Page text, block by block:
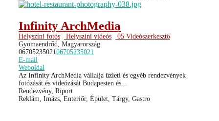
Infinity ArchMedia
Helyszíni fotós Helyszíni videós
05 Videószerkesztő
Gyomaendrőd, Magyarország
06705235021 06705235021
E-mail
Weboldal
Az Infinity ArchMedia vállalja üzleti és egyéb rendezvények
fotózását és videózását Budapesten és...
Rendezvény, Riport
Reklám, Imázs, Enteriőr, Épület, Tárgy, Gastro